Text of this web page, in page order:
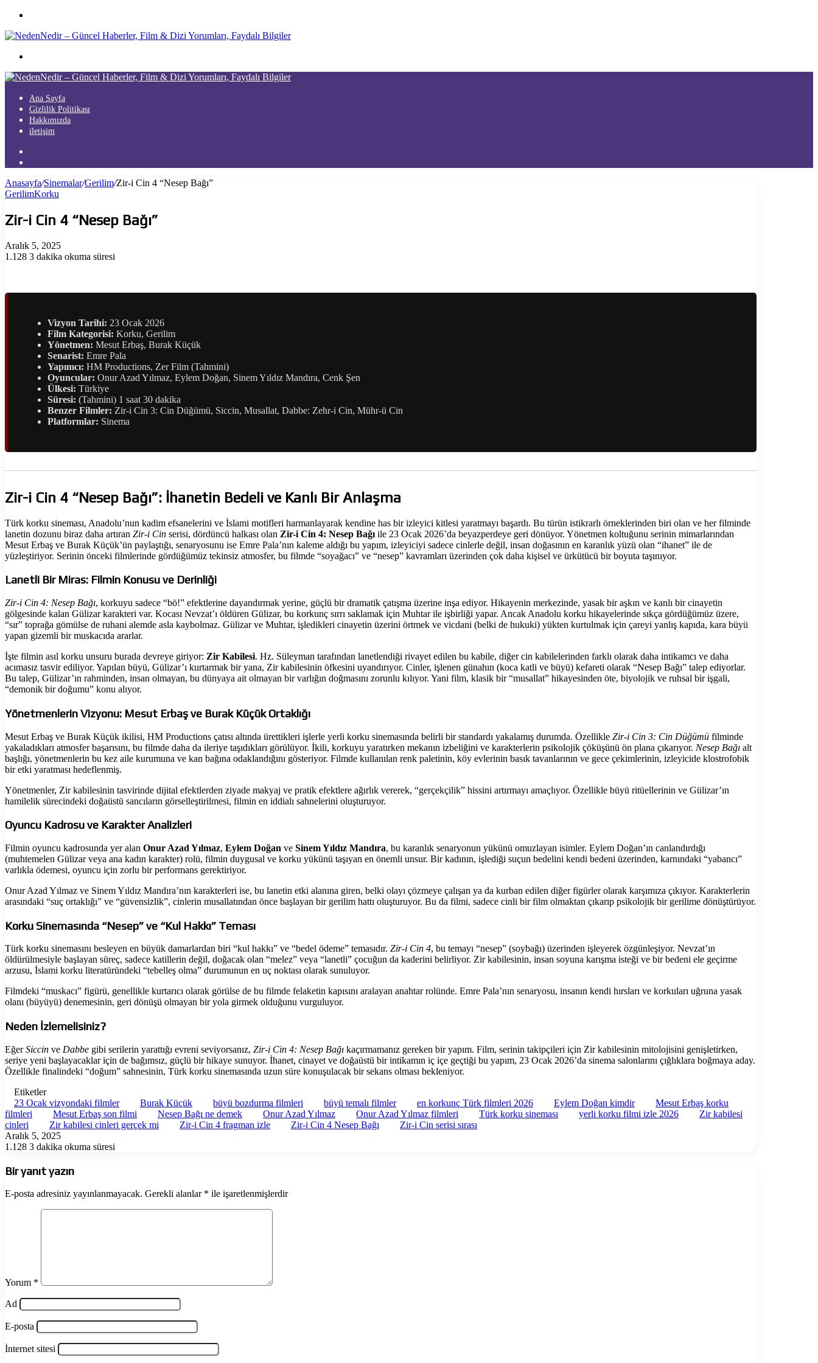
...
Ana Sayfa
Gizlilik Politikası
Hakkımızda
iletişim
...
Anasayfa/Sinemalar/Gerilim/Zir-i Cin 4 “Nesep Bağı”
GerilimKorku
Zir-i Cin 4 “Nesep Bağı”
Aralık 5, 2025
1.128 3 dakika okuma süresi
Vizyon Tarihi: 23 Ocak 2026
Film Kategorisi: Korku, Gerilim
Yönetmen: Mesut Erbaş, Burak Küçük
Senarist: Emre Pala
Yapımcı: HM Productions, Zer Film (Tahmini)
Oyuncular: Onur Azad Yılmaz, Eylem Doğan, Sinem Yıldız Mandıra, Cenk Şen
Ülkesi: Türkiye
Süresi: (Tahmini) 1 saat 30 dakika
Benzer Filmler: Zir-i Cin 3: Cin Düğümü, Siccin, Musallat, Dabbe: Zehr-i Cin, Mühr-ü Cin
Platformlar: Sinema
Zir-i Cin 4 “Nesep Bağı”: İhanetin Bedeli ve Kanlı Bir Anlaşma
Türk korku sineması, Anadolu’nun kadim efsanelerini ve İslami motifleri harmanlayarak kendine has bir izleyici kitlesi yaratmayı başardı. Bu türün istikrarlı örneklerinden biri olan ve her filminde
lanetin dozunu biraz daha artıran Zir-i Cin serisi, dördüncü halkası olan Zir-i Cin 4: Nesep Bağı ile 23 Ocak 2026’da beyazperdeye geri dönüyor. Yönetmen koltuğunu serinin mimarlarından
Mesut Erbaş ve Burak Küçük’ün paylaştığı, senaryosunu ise Emre Pala’nın kaleme aldığı bu yapım, izleyiciyi sadece cinlerle değil, insan doğasının en karanlık yüzü olan “ihanet” ile de
yüzleştiriyor. Serinin önceki filmlerinde gördüğümüz tekinsiz atmosfer, bu filmde “soyağacı” ve “nesep” kavramları üzerinden çok daha kişisel ve ürkütücü bir boyuta taşınıyor.
Lanetli Bir Miras: Filmin Konusu ve Derinliği
Zir-i Cin 4: Nesep Bağı, korkuyu sadece “bö!” efektlerine dayandırmak yerine, güçlü bir dramatik çatışma üzerine inşa ediyor. Hikayenin merkezinde, yasak bir aşkın ve kanlı bir cinayetin
gölgesinde kalan Gülizar karakteri var. Kocası Nevzat’ı öldüren Gülizar, bu korkunç sırrı saklamak için Muhtar ile işbirliği yapar. Ancak Anadolu korku hikayelerinde sıkça gördüğümüz üzere,
“sır” toprağa gömülse de ruhani alemde asla kaybolmaz. Gülizar ve Muhtar, işledikleri cinayetin üzerini örtmek ve vicdani (belki de hukuki) yükten kurtulmak için çareyi yanlış kapıda, kara büyü
yapan gizemli bir muskacıda ararlar.
İşte filmin asıl korku unsuru burada devreye giriyor: Zir Kabilesi. Hz. Süleyman tarafından lanetlendiği rivayet edilen bu kabile, diğer cin kabilelerinden farklı olarak daha intikamcı ve daha
acımasız tasvir ediliyor. Yapılan büyü, Gülizar’ı kurtarmak bir yana, Zir kabilesinin öfkesini uyandırıyor. Cinler, işlenen günahın (koca katli ve büyü) kefareti olarak “Nesep Bağı” talep ediyorlar.
Bu talep, Gülizar’ın rahminden, insan olmayan, bu dünyaya ait olmayan bir varlığın doğmasını zorunlu kılıyor. Yani film, klasik bir “musallat” hikayesinden öte, biyolojik ve ruhsal bir işgali,
“demonik bir doğumu” konu alıyor.
Yönetmenlerin Vizyonu: Mesut Erbaş ve Burak Küçük Ortaklığı
Mesut Erbaş ve Burak Küçük ikilisi, HM Productions çatısı altında ürettikleri işlerle yerli korku sinemasında belirli bir standardı yakalamış durumda. Özellikle Zir-i Cin 3: Cin Düğümü filminde
yakaladıkları atmosfer başarısını, bu filmde daha da ileriye taşıdıkları görülüyor. İkili, korkuyu yaratırken mekanın izbeliğini ve karakterlerin psikolojik çöküşünü ön plana çıkarıyor. Nesep Bağı alt
başlığı, yönetmenlerin bu kez aile kurumuna ve kan bağına odaklandığını gösteriyor. Filmde kullanılan renk paletinin, köy evlerinin basık tavanlarının ve gece çekimlerinin, izleyicide klostrofobik
bir etki yaratması hedeflenmiş.
Yönetmenler, Zir kabilesinin tasvirinde dijital efektlerden ziyade makyaj ve pratik efektlere ağırlık vererek, “gerçekçilik” hissini artırmayı amaçlıyor. Özellikle büyü ritüellerinin ve Gülizar’ın
hamilelik sürecindeki doğaüstü sancıların görselleştirilmesi, filmin en iddialı sahnelerini oluşturuyor.
Oyuncu Kadrosu ve Karakter Analizleri
Filmin oyuncu kadrosunda yer alan Onur Azad Yılmaz, Eylem Doğan ve Sinem Yıldız Mandıra, bu karanlık senaryonun yükünü omuzlayan isimler. Eylem Doğan’ın canlandırdığı
(muhtemelen Gülizar veya ana kadın karakter) rolü, filmin duygusal ve korku yükünü taşıyan en önemli unsur. Bir kadının, işlediği suçun bedelini kendi bedeni üzerinden, karnındaki “yabancı”
varlıkla ödemesi, oyuncu için zorlu bir performans gerektiriyor.
Onur Azad Yılmaz ve Sinem Yıldız Mandıra’nın karakterleri ise, bu lanetin etki alanına giren, belki olayı çözmeye çalışan ya da kurban edilen diğer figürler olarak karşımıza çıkıyor. Karakterlerin
arasındaki “suç ortaklığı” ve “güvensizlik”, cinlerin musallatından önce başlayan bir gerilim hattı oluşturuyor. Bu da filmi, sadece cinli bir film olmaktan çıkarıp psikolojik bir gerilime dönüştürüyor.
Korku Sinemasında “Nesep” ve “Kul Hakkı” Teması
Türk korku sinemasını besleyen en büyük damarlardan biri “kul hakkı” ve “bedel ödeme” temasıdır. Zir-i Cin 4, bu temayı “nesep” (soybağı) üzerinden işleyerek özgünleşiyor. Nevzat’ın
öldürülmesiyle başlayan süreç, sadece katillerin değil, doğacak olan “melez” veya “lanetli” çocuğun da kaderini belirliyor. Zir kabilesinin, insan soyuna karışma isteği ve bir bedeni ele geçirme
arzusu, İslami korku literatüründeki “tebelleş olma” durumunun en uç noktası olarak sunuluyor.
Filmdeki “muskacı” figürü, genellikle kurtarıcı olarak görülse de bu filmde felaketin kapısını aralayan anahtar rolünde. Emre Pala’nın senaryosu, insanın kendi hırsları ve korkuları uğruna yasak
olanı (büyüyü) denemesinin, geri dönüşü olmayan bir yola girmek olduğunu vurguluyor.
Neden İzlemelisiniz?
EğerSiccin ve Dabbe gibi serilerin yarattığı evreni seviyorsanız, Zir-i Cin 4: Nesep Bağı kaçırmamanız gereken bir yapım. Film, serinin takipçileri için Zir kabilesinin mitolojisini genişletirken,
seriye yeni başlayacaklar için de bağımsız, güçlü bir hikaye sunuyor. İhanet, cinayet ve doğaüstü bir intikamın iç içe geçtiği bu yapım, 23 Ocak 2026’da sinema salonlarını çığlıklara boğmaya aday.
Özellikle finalindeki “doğum” sahnesinin, Türk korku sinemasında uzun süre konuşulacak bir sekans olması bekleniyor.
Etiketler
23 Ocak vizyondaki filmler
Burak Küçük büyü bozdurma filmleri büyü temalı filmler en korkunç Türk filmleri 2026 Eylem Doğan kimdir
Mesut Erbaş korku
filmleri
Mesut Erbaş son filmi Nesep Bağı ne demek Onur Azad Yılmaz Onur Azad Yılmaz filmleri Türk korku sineması yerli korku filmi izle 2026
Zir kabilesi
cinleri
Zir kabilesi cinleri gerçek mi Zir-i Cin 4 fragman izle Zir-i Cin 4 Nesep Bağı
Zir-i Cin serisi sırası
Aralık 5, 2025
1.128 3 dakika okuma süresi
Bir yanıt yazın
E-posta adresiniz yayınlanmayacak. Gerekli alanlar * ile işaretlenmişlerdir
Yorum *
Ad
E-posta
İnternet sitesi